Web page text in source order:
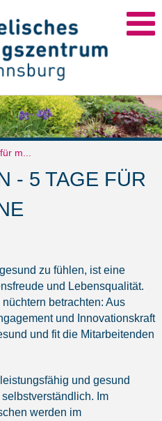
m...
- 5 TAGE FÜR
zu fühlen, ist eine
und Lebensqualität.
betrachten: Aus
und Innovationskraft
und fit die Mitarbeitenden
und gesund
Im
werden im